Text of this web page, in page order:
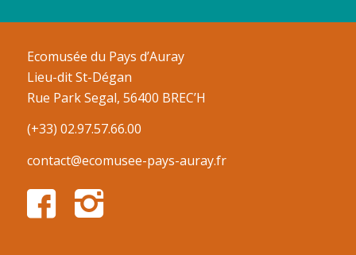
Ecomusée du Pays d’Auray
Lieu-dit St-Dégan
Rue Park Segal, 56400 BREC’H
(+33) 02.97.57.66.00
contact@ecomusee-pays-auray.fr